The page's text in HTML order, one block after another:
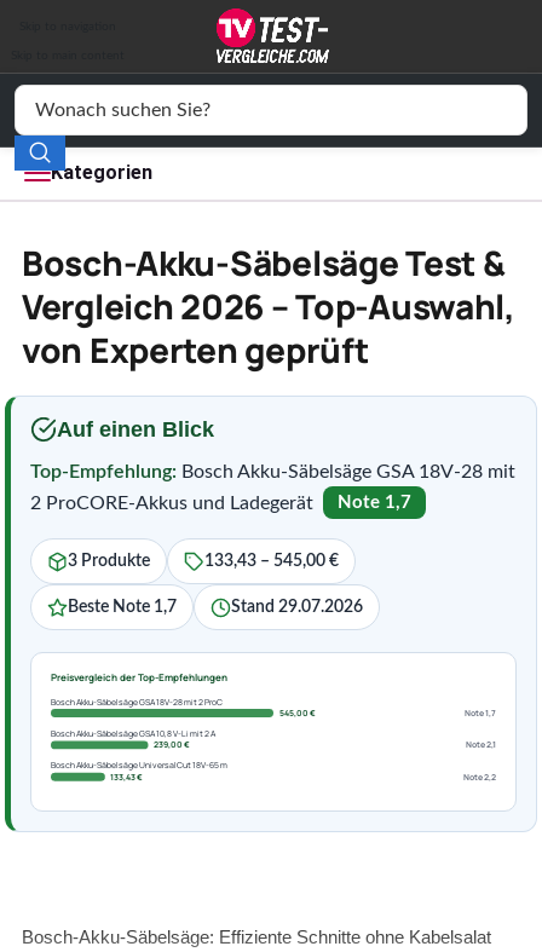
Kategorien
Elektronik
Freizeit
Wohnen
Service
Bosch-Akku-Säbelsäge Test &
Vergleich 2026 – Top-Auswahl,
von Experten geprüft
Auf einen Blick
Top-Empfehlung: Bosch Akku-Säbelsäge GSA 18V-28 mit
2 ProCORE-Akkus und Ladegerät
Note 1,7
3 Produkte 133,43 – 545,00 €
Beste Note 1,7 Stand 29.07.2026
Preisvergleich der Top-Empfehlungen
Bosch Akku-Säbelsäge GSA 18V-28 mit 2 ProC
545,00 €
Note 1,7
Bosch Akku-Säbelsäge GSA 10,8 V-Li mit 2 A
239,00 €
Note 2,1
Bosch Akku-Säbelsäge UniversalCut 18V-65 m
133,43 €
Note 2,2
Bosch-Akku-Säbelsäge: Effiziente Schnitte ohne Kabelsalat